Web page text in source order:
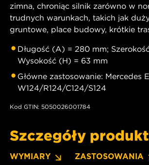
zimna, chroniąc silnik zarówno w
trudnych warunkach, takich jak
gruntowe, place budowy, krótkie
Długość (A) = 280 mm;
Wysokość (H) = 63 mm
Główne zastosowanie: Mercedes
W124/R124/C124/S124
Kod GTIN: 5050026001784
Szczegóły
WYMIARY ZASTOSOWANIA